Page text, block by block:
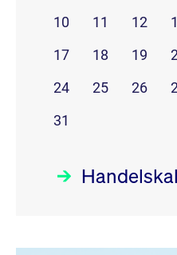
10 11 12
17
18 19
24
25 26
31